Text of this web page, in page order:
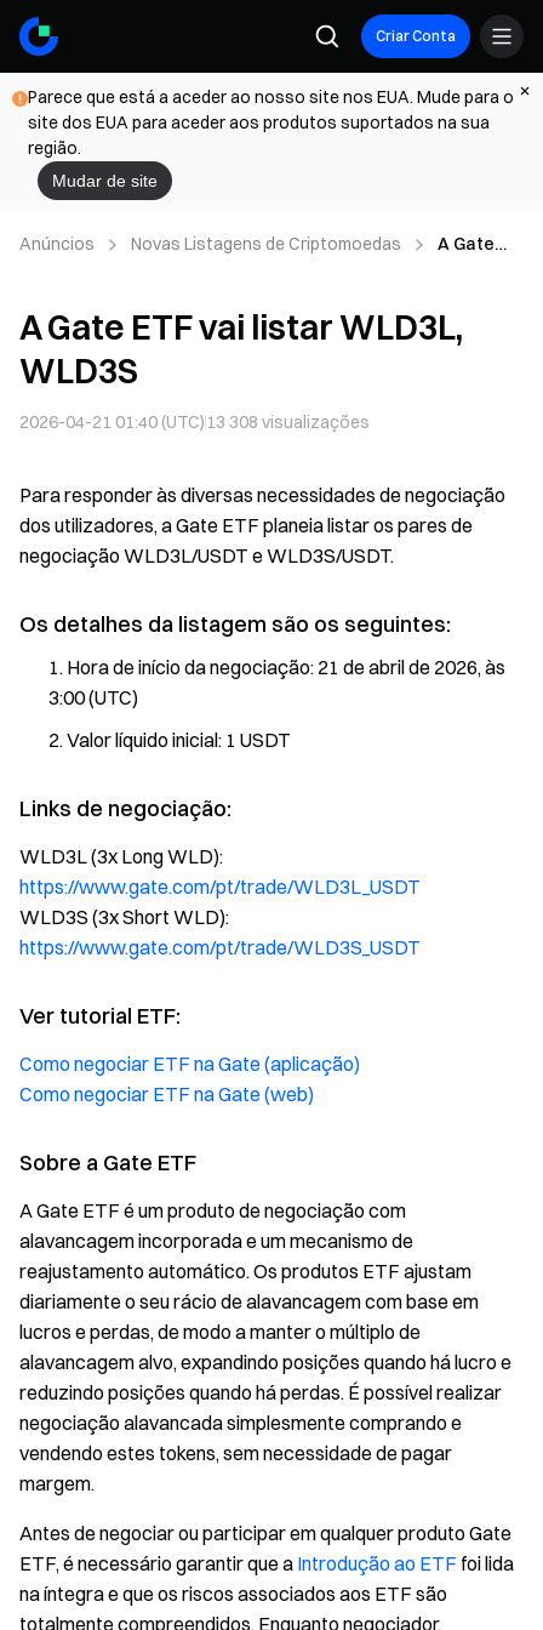
Criar Conta
Parece que está a aceder ao nosso site nos EUA. Mude para o
site dos EUA para aceder aos produtos suportados na sua
região.
Mudar de site
Anúncios Novas Listagens de Criptomoedas
A Gate
WLD3L,
WLD3S
A Gate ETF vai listar WLD3L,
WLD3S
2026-04-21 01:40 (UTC) 13 308 visualizações
Para responder às diversas necessidades de negociação
dos utilizadores, a Gate ETF planeia listar os pares de
negociação WLD3L/USDT e WLD3S/USDT.
Os detalhes da listagem são os seguintes:
Hora de início da negociação: 21 de abril de 2026, às
3:00 (UTC)
Valor líquido inicial: 1 USDT
Links de negociação:
WLD3L (3x Long WLD):
https://www.gate.com/pt/trade/WLD3L_USDT
WLD3S (3x Short WLD):
https://www.gate.com/pt/trade/WLD3S_USDT
Ver tutorial ETF:
Como negociar ETF na Gate (aplicação)
Como negociar ETF na Gate (web)
Sobre a Gate ETF
A Gate ETF é um produto de negociação com
alavancagem incorporada e um mecanismo de
reajustamento automático. Os produtos ETF ajustam
diariamente o seu rácio de alavancagem com base em
lucros e perdas, de modo a manter o múltiplo de
alavancagem alvo, expandindo posições quando há lucro e
reduzindo posições quando há perdas. É possível realizar
negociação alavancada simplesmente comprando e
vendendo estes tokens, sem necessidade de pagar
margem.
Antes de negociar ou participar em qualquer produto Gate
ETF, é necessário garantir que a Introdução ao ETF foi lida
na íntegra e que os riscos associados aos ETF são
totalmente compreendidos. Enquanto negociador,